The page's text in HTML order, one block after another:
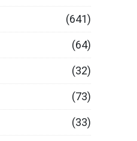
(641)
(64)
(32)
(73)
(33)